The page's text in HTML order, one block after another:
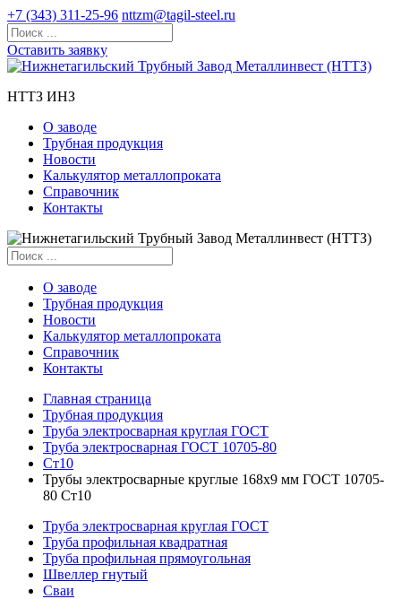
+7 (343) 311-25-96 nttzm@tagil-steel.ru
Оставить заявку
НТТЗ ИНЗ
О заводе
Трубная продукция
Новости
Калькулятор металлопроката
Справочник
Контакты
О заводе
Трубная продукция
Новости
Калькулятор металлопроката
Справочник
Контакты
Главная страница
Трубная продукция
Труба электросварная круглая ГОСТ
Труба электросварная ГОСТ 10705-80
Ст10
Трубы электросварные круглые 168x9 мм ГОСТ 10705-
80 Ст10
Труба электросварная круглая ГОСТ
Труба профильная квадратная
Труба профильная прямоугольная
Швеллер гнутый
Сваи